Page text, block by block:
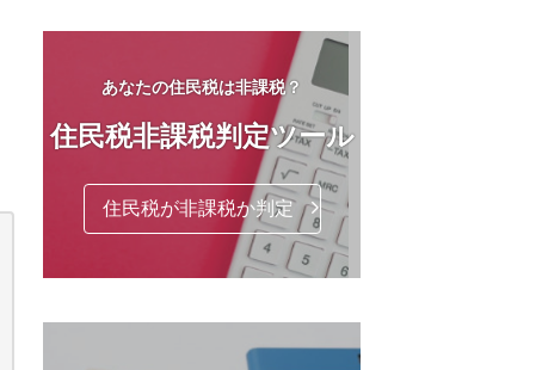
あなたの住民税は非課税？
住民税非課税判定ツール
住民税が非課税か判定